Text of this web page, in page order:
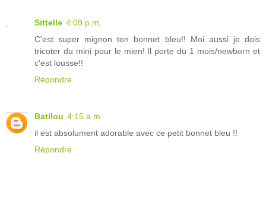
Sittelle 4:09 p.m.
C'est super mignon ton bonnet bleu!! Moi aussi je dois
tricoter du mini pour le mien! Il porte du 1 mois/newborn et
c'est lousse!!
Répondre
Batilou 4:15 a.m.
il est absolument adorable avec ce petit bonnet bleu !!
Répondre